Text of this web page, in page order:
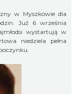
w Myszkowie dla
Już 6 września
wystartują w
niedziela pełna